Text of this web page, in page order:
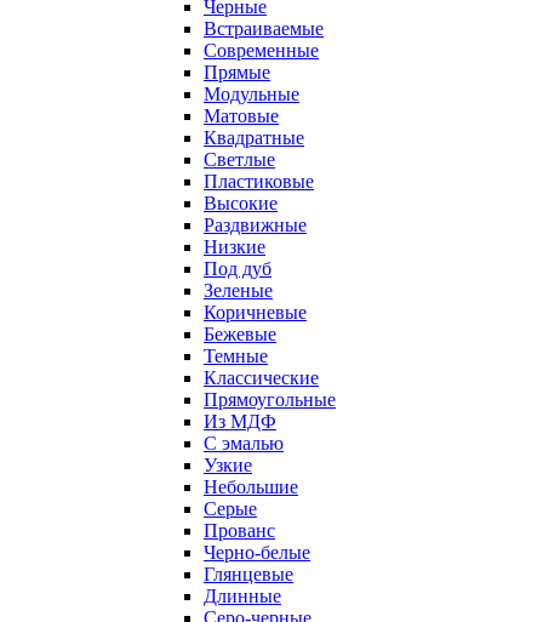
Черные
Встраиваемые
Современные
Прямые
Модульные
Матовые
Квадратные
Светлые
Пластиковые
Высокие
Раздвижные
Низкие
Под дуб
Зеленые
Коричневые
Бежевые
Темные
Классические
Прямоугольные
Из МДФ
С эмалью
Узкие
Небольшие
Серые
Прованс
Черно-белые
Глянцевые
Длинные
Серо-черные